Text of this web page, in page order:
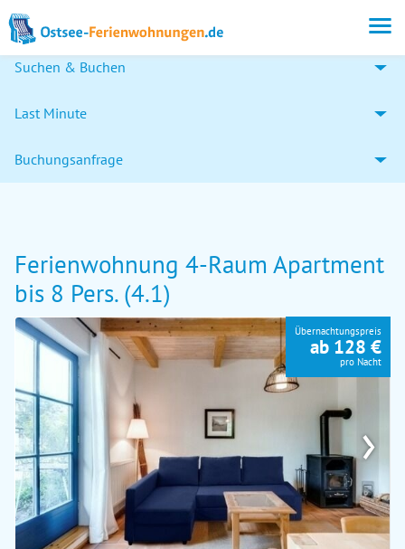
Suchen & Buchen
Last Minute
Buchungsanfrage
Ferienwohnung 4-Raum Apartment
bis 8 Pers. (4.1)
›
Übernachtungspreis
ab 128 €
pro Nacht